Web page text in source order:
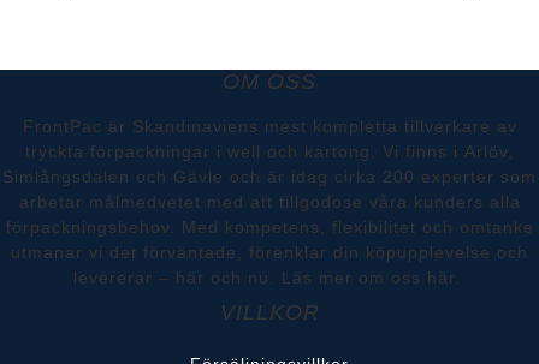
OM OSS
FrontPac är Skandinaviens mest kompletta tillverkare av
tryckta förpackningar i well och kartong. Vi finns i Arlöv,
Simlångsdalen och Gävle och är idag cirka 200 experter som
arbetar målmedvetet med att tillgodose våra kunders alla
förpackningsbehov. Med kompetens, flexibilitet och omtanke
utmanar vi det förväntade, förenklar din köpupplevelse och
levererar – här och nu. Läs mer om oss här.
VILLKOR